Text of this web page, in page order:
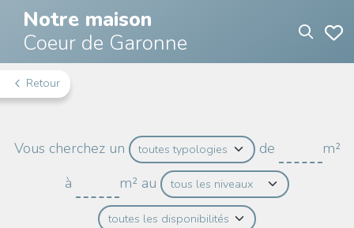
Notre maison
Coeur de Garonne
Vous cherchez un de
m²
à
m² au
Retour